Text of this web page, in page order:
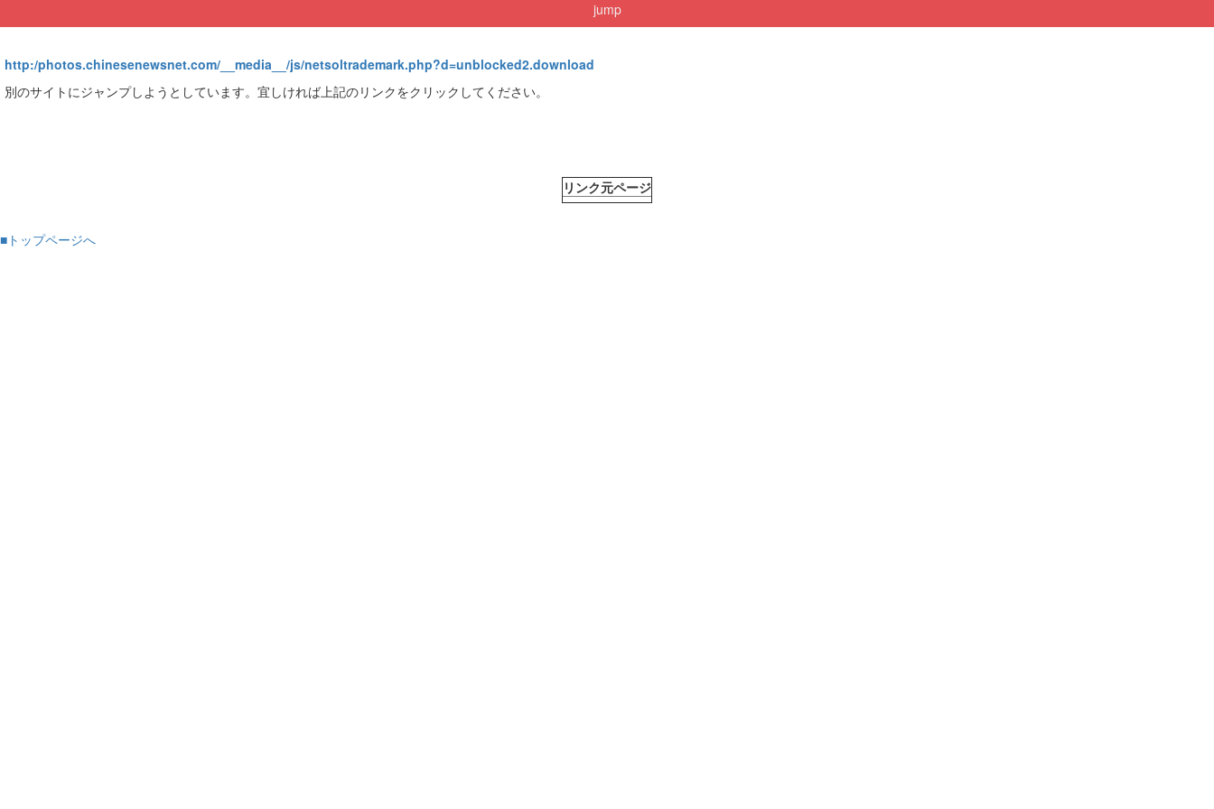
jump
http:/photos.chinesenewsnet.com/__media__/js/netsoltrademark.php?d=unblocked2.download
別のサイトにジャンプしようとしています。宜しければ上記のリンクをクリックしてください。
リンク元ページ
■トップページへ